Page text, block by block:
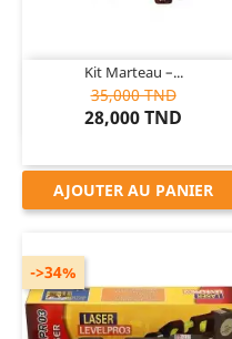
Kit Marteau –...
35,000 TND
28,000 TND
AJOUTER AU PANIER
->34%